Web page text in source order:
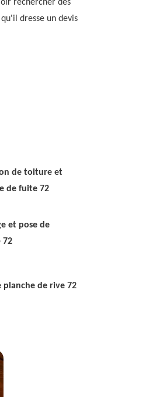
rechercher des
dresse un devis
de toiture et
de fuite 72
et pose de
72
planche de rive 72